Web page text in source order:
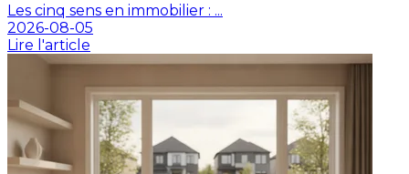
Les cinq sens en immobilier : ...
2026-08-05
Lire l'article